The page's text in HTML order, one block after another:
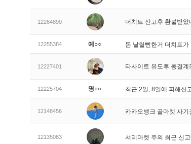
12264890 더치트 신고후 환불받
12255384 예○○ 돈 날릴뻔한거 더치트가
12227401 타사이트 유도후 동결
12225704 명○○ 최근 2일, 8일에 피해신
12148456 카카오뱅크 골마켓 사
12135083 셔리마켓 주의 최근 신